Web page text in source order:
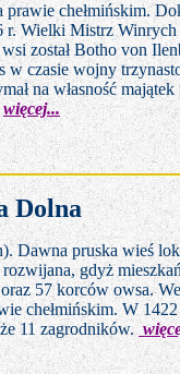
prawie chełmińskim.
r. Wielki Mistrz
został Botho von
w czasie wojny
na własność
więcej...
Dolna
Dawna pruska wieś
gdyż
57 korców owsa.
chełmińskim. W
11 zagrodników.